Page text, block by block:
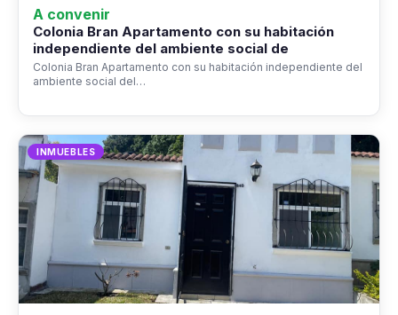
A convenir
Colonia Bran Apartamento con su habitación
independiente del ambiente social de
Colonia Bran Apartamento con su habitación independiente del
ambiente social del…
INMUEBLES